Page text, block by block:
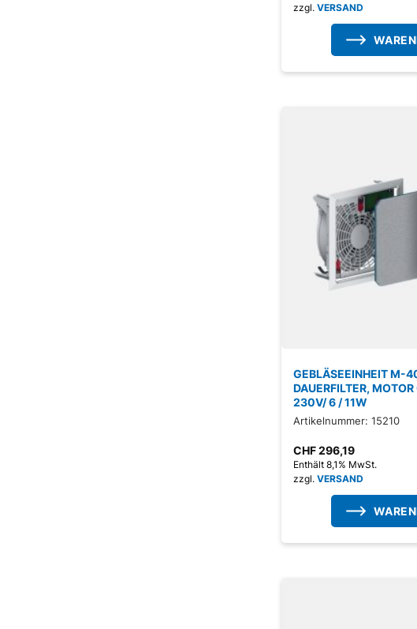
zzgl. VERSAND
GEBLÄSEEINHEIT M-
DAUERFILTER,
230V/ 6 / 11W
Artikelnummer: 15210
CHF296,19
Enthält 8,1% MwSt.
zzgl. VERSAND